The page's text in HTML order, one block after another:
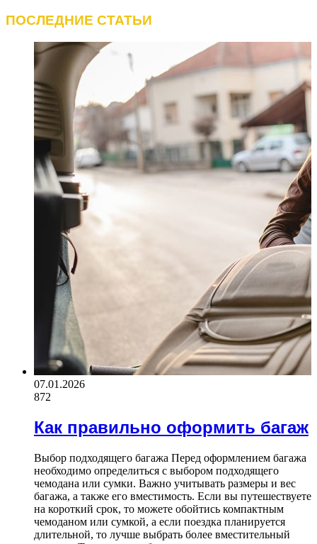
ПОСЛЕДНИЕ СТАТЬИ
07.01.2026
872
Как правильно оформить багаж
Выбор подходящего багажа Перед оформлением багажа
необходимо определиться с выбором подходящего
чемодана или сумки. Важно учитывать размеры и вес
багажа, а также его вместимость. Если вы путешествуете
на короткий срок, то можете обойтись компактным
чемоданом или сумкой, а если поездка планируется
длительной, то лучше выбрать более вместительный